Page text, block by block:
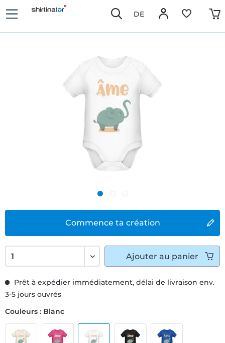
DE
Commence ta création
Prêt à expédier immédiatement, délai de livraison env.
3-5 jours ouvrés
Couleurs : Blanc
Ajouter au panier